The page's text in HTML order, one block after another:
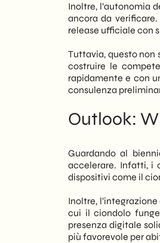
Inoltre, l’autonomia
ancora da
release ufficiale con
Tuttavia, questo non
costruire le
rapidamente e con
consulenza
Outlook:
Guardando al
accelerare. Infatti, i
dispositivi come il
Inoltre,
cui il ciondolo
presenza digitale
più favorevole per